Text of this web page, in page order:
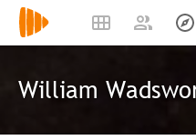
William